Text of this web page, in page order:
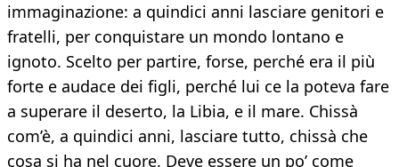
immaginazione: a quindici anni lasciare genitori e
fratelli, per conquistare un mondo lontano e
ignoto. Scelto per partire, forse, perché era il più
forte e audace dei figli, perché lui ce la poteva fare
a superare il deserto, la Libia, e il mare. Chissà
com’è, a quindici anni, lasciare tutto, chissà che
cosa si ha nel cuore. Deve essere un po’ come